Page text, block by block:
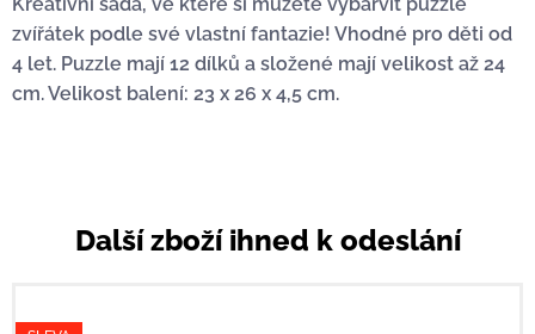
zvířátek podle své vlastní fantazie! Vhodné pro děti od
4 let. Puzzle mají 12 dílků a složené mají velikost až 24
cm. Velikost balení: 23 x 26 x 4,5 cm.
Další zboží ihned k odeslání